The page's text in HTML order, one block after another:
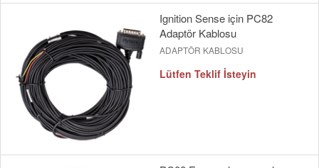
Ignition Sense için PC82
Adaptör Kablosu
ADAPTÖR KABLOSU
Lütfen Teklif İsteyin